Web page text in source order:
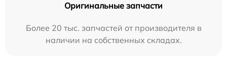
Оригинальные запчасти
Более 20 тыс. запчастей от производителя в
наличии на собственных складах.